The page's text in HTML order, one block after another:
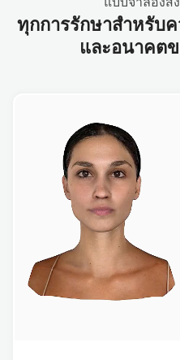
ทุกการรักษาสำหรับ
และอนาคต